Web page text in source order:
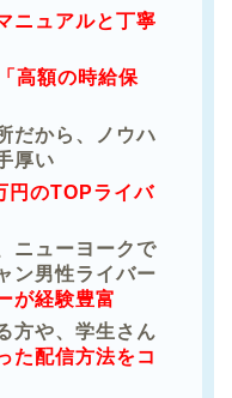
ニュアルと丁寧
「高額の時給保
だから、ノウハ
厚い
円のTOPライバ
ニューヨークで
ン男性ライバー
が経験豊富
方や、学生さん
た配信方法をコ